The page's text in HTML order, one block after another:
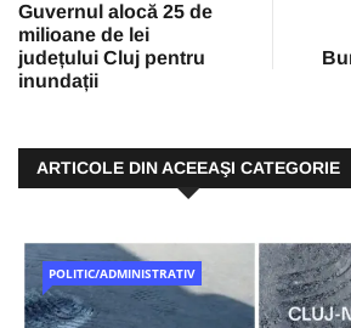
Guvernul alocă 25 de
milioane de lei
județului Cluj pentru
inundații
ARTICOLE DIN ACEEAŞI CATEGORIE
POLITIC/ADMINISTRATIV